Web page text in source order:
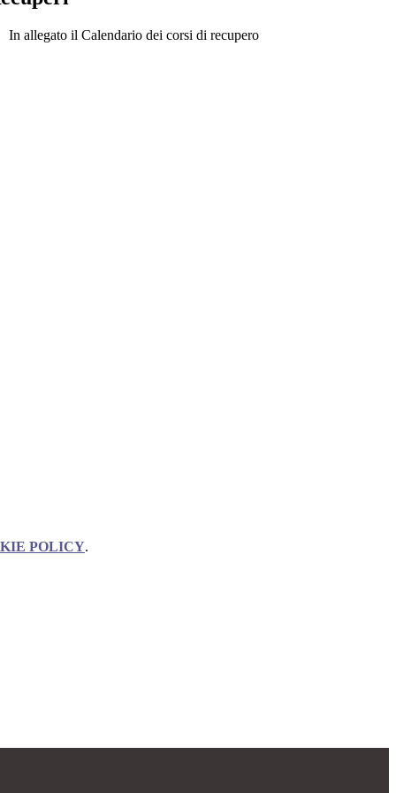
In allegato il Calendario dei corsi di recupero
POLICY.